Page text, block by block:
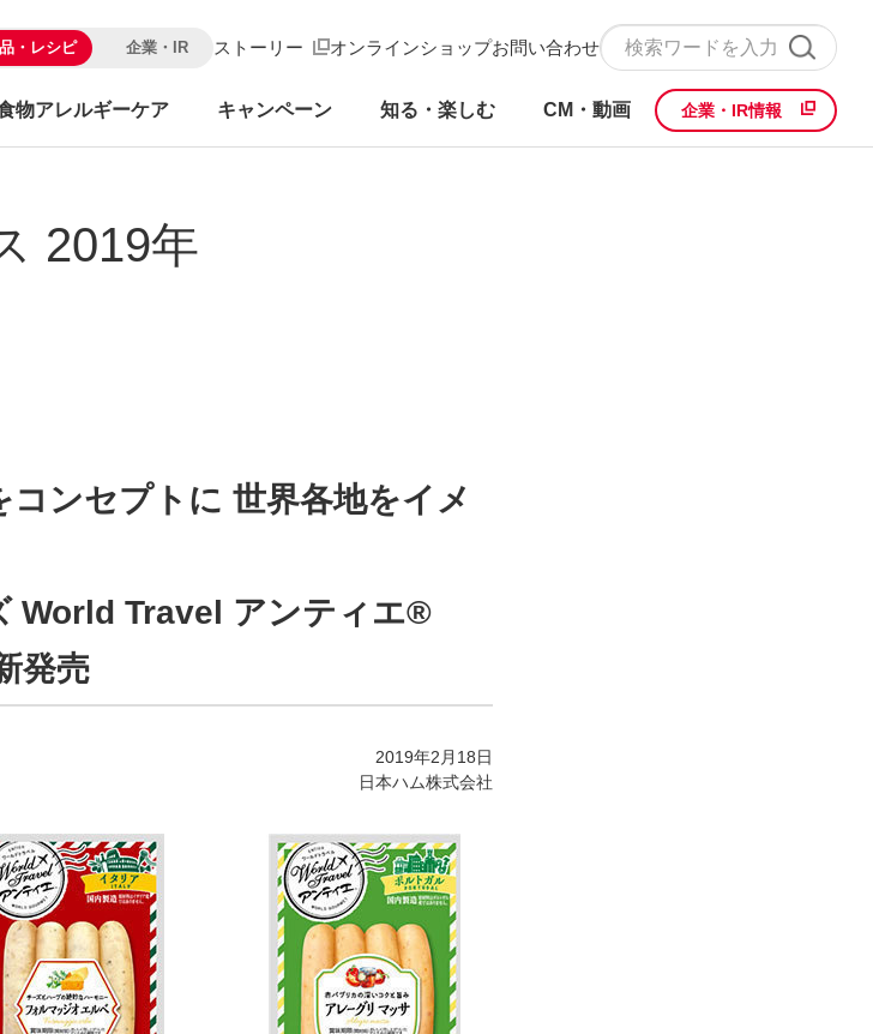
・レシピ 企業・IR ストーリー オンラインショップお問い合わせ
物アレルギーケア キャンペーン 知る・楽しむ CM・動画 企業・IR情報
2019年
ンセプトに 世界各地をイメ
World Travel アンティエ®
発売
2019年2月18日
日本ハム株式会社